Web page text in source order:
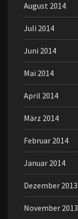
August 2014
Juli 2014
Juni 2014
Mai 2014
April 2014
März 2014
Februar 2014
Januar 2014
Dezember 2013
November 2013